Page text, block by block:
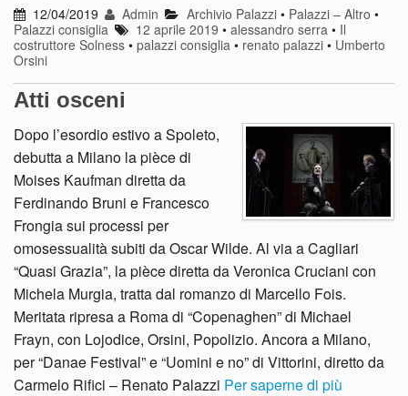
12/04/2019 Admin Archivio Palazzi• Palazzi – Altro •
Palazzi consiglia
12 aprile 2019 •alessandro serra • Il
costruttore Solness • palazzi consiglia • renato palazzi • Umberto
Orsini
Atti osceni
Dopo l’esordio estivo a Spoleto,
debutta a Milano la pièce di
Moises Kaufman diretta da
Ferdinando Bruni e Francesco
Frongia sui processi per
omosessualità subiti da Oscar Wilde. Al via a Cagliari
“Quasi Grazia”, la pièce diretta da Veronica Cruciani con
Michela Murgia, tratta dal romanzo di Marcello Fois.
Meritata ripresa a Roma di “Copenaghen” di Michael
Frayn, con Lojodice, Orsini, Popolizio. Ancora a Milano,
per “Danae Festival” e “Uomini e no” di Vittorini, diretto da
Carmelo Rifici – Renato Palazzi Per saperne di più